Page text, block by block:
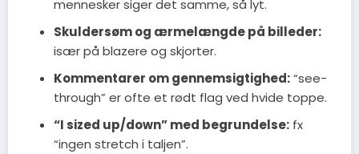
mennesker siger det samme, så lyt.
Skuldersøm og ærmelængde på billeder:
især på blazere og skjorter.
Kommentarer om gennemsigtighed:“see-
through” er ofte et rødt flag ved hvide toppe.
“I sized up/down” med begrundelse:fx
“ingen stretch i taljen”.